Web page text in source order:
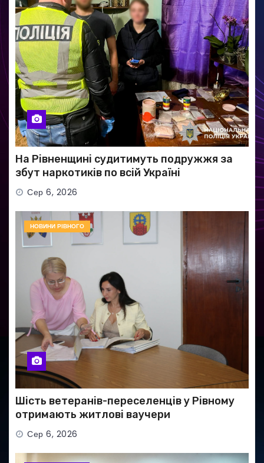
На Рівненщині судитимуть подружжя за
збут наркотиків по всій Україні
Сер 6, 2026
НОВИНИ РІВНОГО
Шість ветеранів-переселенців у Рівному
отримають житлові ваучери
Сер 6, 2026